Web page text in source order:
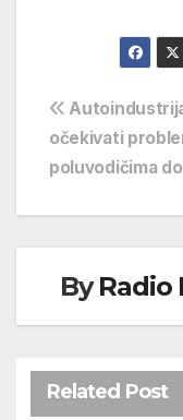
objava
očekivati
poluvodičima
ByRadio
Related Post